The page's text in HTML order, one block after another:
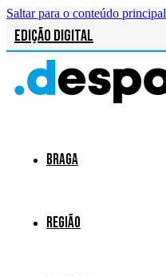
Saltar para o conteúdo principal
Edição Digital
Braga
Região